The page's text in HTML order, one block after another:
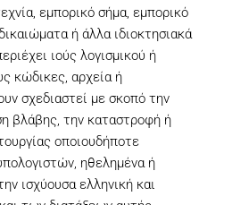
εμπορικό σήμα, εμπορικό
ή άλλα ιδιοκτησιακά
ιούς λογισμικού ή
κώδικες, αρχεία ή
σχεδιαστεί με σκοπό την
βλάβης, την καταστροφή ή
οποιουδήποτε
ηθελημένα ή
ισχύουσα ελληνική και